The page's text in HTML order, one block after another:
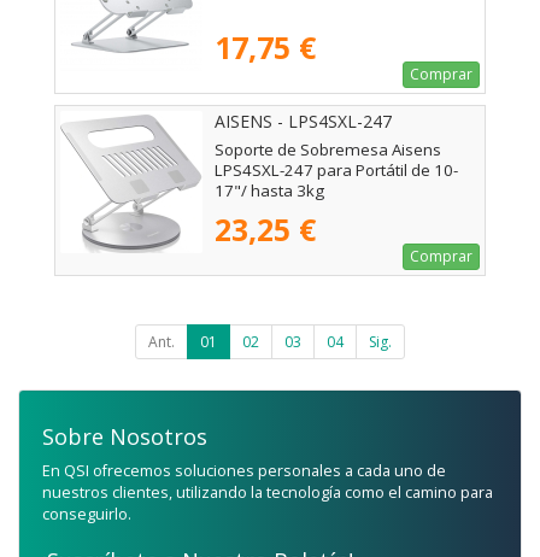
17,75 €
Comprar
AISENS - LPS4SXL-247
Soporte de Sobremesa Aisens
LPS4SXL-247 para Portátil de 10-
17"/ hasta 3kg
23,25 €
Comprar
Ant. 01 02 03 04 Sig.
Sobre Nosotros
En QSI ofrecemos soluciones personales a cada uno de
nuestros clientes, utilizando la tecnología como el camino para
conseguirlo.